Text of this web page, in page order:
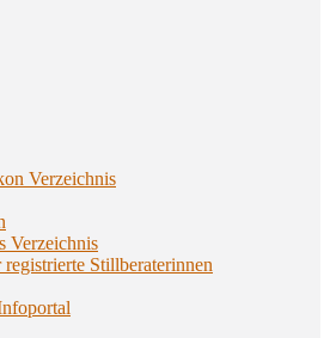
Verzeichnis
Verzeichnis
Stillberaterinnen